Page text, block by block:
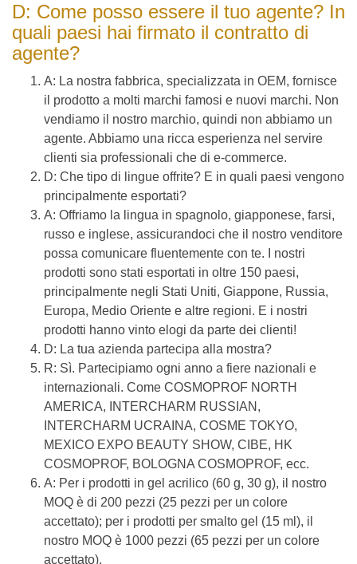
D: Come posso essere il tuo agente? In
quali paesi hai firmato il contratto di
agente?
A: La nostra fabbrica, specializzata in OEM, fornisce
il prodotto a molti marchi famosi e nuovi marchi. Non
vendiamo il nostro marchio, quindi non abbiamo un
agente. Abbiamo una ricca esperienza nel servire
clienti sia professionali che di e-commerce.
D: Che tipo di lingue offrite? E in quali paesi vengono
principalmente esportati?
A: Offriamo la lingua in spagnolo, giapponese, farsi,
russo e inglese, assicurandoci che il nostro venditore
possa comunicare fluentemente con te. I nostri
prodotti sono stati esportati in oltre 150 paesi,
principalmente negli Stati Uniti, Giappone, Russia,
Europa, Medio Oriente e altre regioni. E i nostri
prodotti hanno vinto elogi da parte dei clienti!
D: La tua azienda partecipa alla mostra?
R: Sì. Partecipiamo ogni anno a fiere nazionali e
internazionali. Come COSMOPROF NORTH
AMERICA, INTERCHARM RUSSIAN,
INTERCHARM UCRAINA, COSME TOKYO,
MEXICO EXPO BEAUTY SHOW, CIBE, HK
COSMOPROF, BOLOGNA COSMOPROF, ecc.
A: Per i prodotti in gel acrilico (60 g, 30 g), il nostro
MOQ è di 200 pezzi (25 pezzi per un colore
accettato); per i prodotti per smalto gel (15 ml), il
nostro MOQ è 1000 pezzi (65 pezzi per un colore
accettato).